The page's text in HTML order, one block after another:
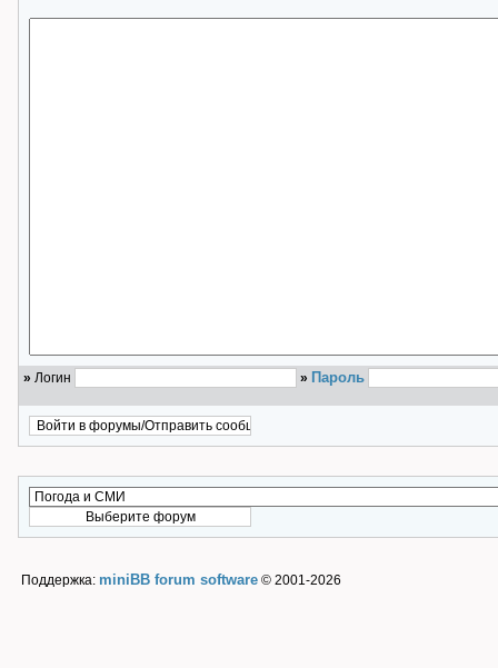
» Логин » Пароль
Поддержка: miniBB forum software © 2001-2026